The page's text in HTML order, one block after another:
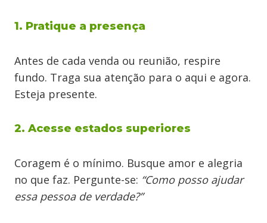
1. Pratique a presença
Antes de cada venda ou reunião, respire
fundo. Traga sua atenção para o aqui e agora.
Esteja presente.
2. Acesse estados superiores
Coragem é o mínimo. Busque amor e alegria
no que faz. Pergunte-se: “Como posso ajudar
essa pessoa de verdade?”